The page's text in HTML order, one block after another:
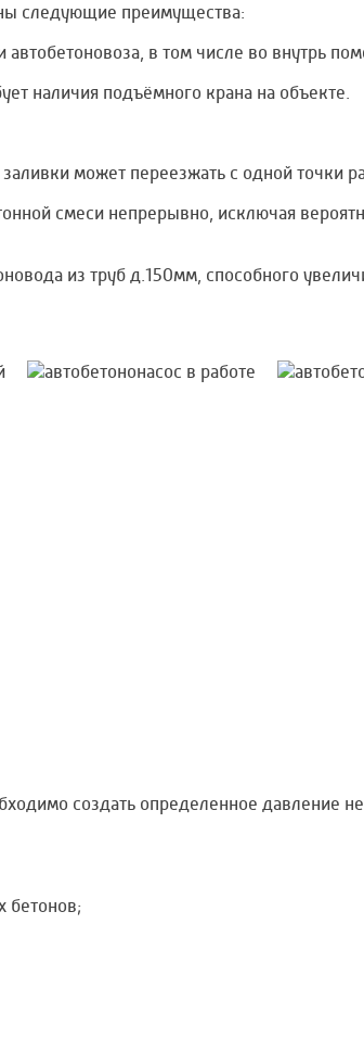
следующие преимущества:
в том числе во внутрь
наличия подъёмного крана на объекте.
может переезжать с одной точки
смеси непрерывно, исключая
из труб д.150мм, способного
создать определенное давление
бетонов;